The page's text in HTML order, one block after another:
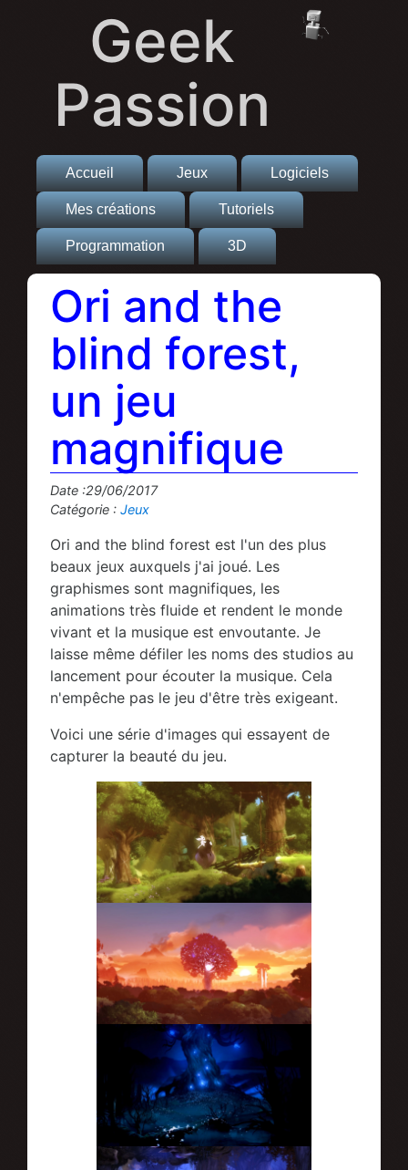
Geek
Passion
Accueil Jeux Logiciels
Mes créations Tutoriels
Programmation 3D
Ori and the
blind forest,
un jeu
magnifique
Date :29/06/2017
Catégorie : Jeux
Ori and the blind forest est l'un des plus
beaux jeux auxquels j'ai joué. Les
graphismes sont magnifiques, les
animations très fluide et rendent le monde
vivant et la musique est envoutante. Je
laisse même défiler les noms des studios au
lancement pour écouter la musique. Cela
n'empêche pas le jeu d'être très exigeant.
Voici une série d'images qui essayent de
capturer la beauté du jeu.